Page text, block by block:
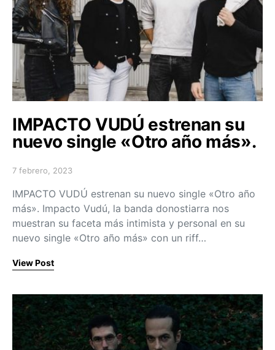
IMPACTO VUDÚ estrenan su
nuevo single «Otro año más».
Posted on
7 febrero, 2023
IMPACTO VUDÚ estrenan su nuevo single «Otro año
más». Impacto Vudú, la banda donostiarra nos
muestran su faceta más intimista y personal en su
nuevo single «Otro año más» con un riff…
View Post